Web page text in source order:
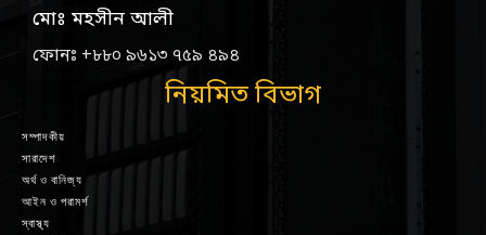
মোঃ মহসীন আলী
ফোনঃ +৮৮০ ৯৬১৩ ৭৫৯ ৪৯৪
নিয়মিত বিভাগ
সম্পাদকীয়
সারাদেশ
অর্থ ও বানিজ্য
আইন ও পরামর্শ
স্বাস্থ্য